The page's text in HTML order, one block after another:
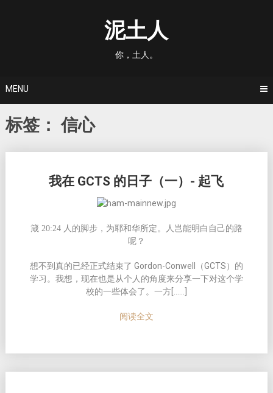
泥土人
你，土人。
MENU
标签：信心
我在 GCTS 的日子（一）- 起飞
箴 20:24 人的脚步，为耶和华所定。人岂能明白自己的路
呢？
想不到真的已经正式结束了 Gordon-Conwell （GCTS）的
学习。我想，现在也是从个人的角度来分享一下对这个学
校的一些体会了。一方[……]
阅读全文
navigation